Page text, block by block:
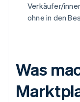
Verkäufer/
ohne in den
Was